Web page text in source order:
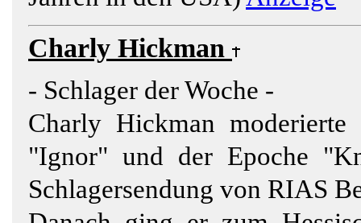
Charly Hickman
- Schlager der Woche -
Charly Hickman
"Ignor" und der Epoche
Schlagersendung von RIAS